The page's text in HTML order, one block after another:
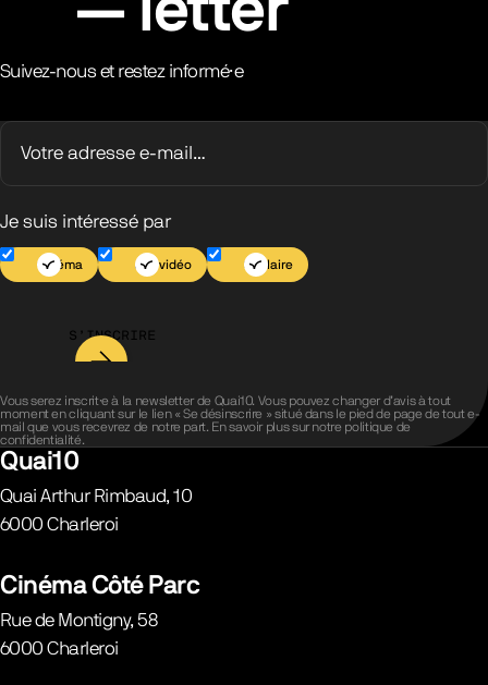
Suivez-nous et restez informé·e
Je suis intéressé par
Cinéma Jeu vidéo Scolaire
S’INSCRIRE
Vous serez inscrit·e à la newsletter de Quai10. Vous pouvez changer d’avis à tout
moment en cliquant sur le lien « Se désinscrire » situé dans le pied de page de tout e-
mail que vous recevrez de notre part. En savoir plus sur notre politique de
confidentialité.
Quai10
Quai Arthur Rimbaud, 10
6000 Charleroi
Cinéma Côté Parc
Rue de Montigny, 58
6000 Charleroi